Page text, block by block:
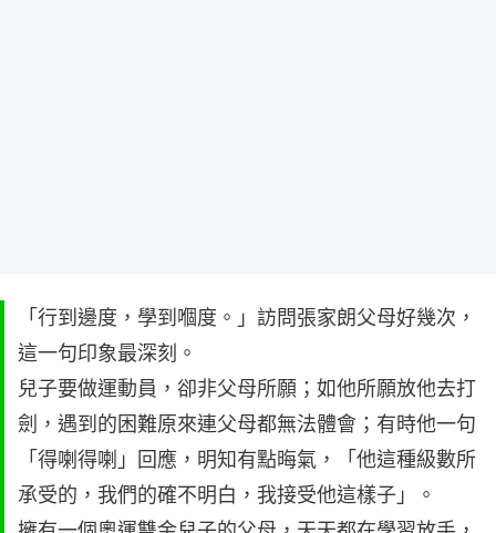
「行到邊度，學到嗰度。」訪問張家朗父母好幾次，
這一句印象最深刻。
兒子要做運動員，卻非父母所願；如他所願放他去打
劍，遇到的困難原來連父母都無法體會；有時他一句
「得喇得喇」回應，明知有點晦氣，「他這種級數所
承受的，我們的確不明白，我接受他這樣子」。